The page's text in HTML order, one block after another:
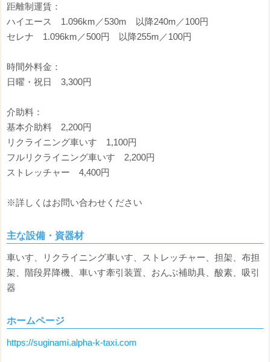
距離制運賃：
ハイエース 1.096km／530m 以降240m／100円
セレナ 1.096km／500円 以降255m／100円
時間外料金：
日曜・祝日 3,300円
介助料：
基本介助料 2,200円
リクライニング車いす 1,100円
フルリクライニング車いす 2,200円
ストレッチャー 4,400円
※詳しくはお問い合わせください
主な設備・資器材
車いす、リクライニング車いす、ストレッチャー、担架、布担
架、階段昇降機、車いす牽引装置、おんぶ補助具、酸素、吸引
器
ホームページ
https://suginami.alpha-k-taxi.com